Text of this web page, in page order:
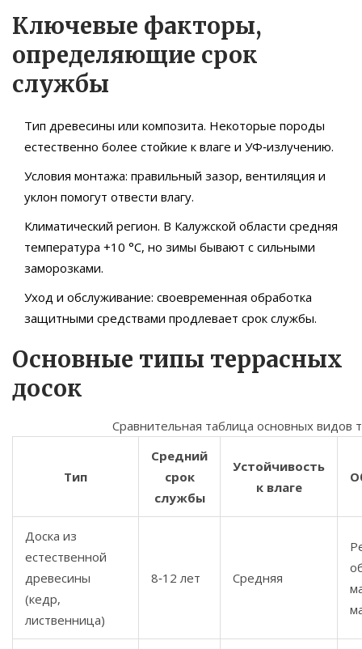
Ключевые факторы,
определяющие срок
службы
Тип древесины или композита. Некоторые породы
естественно более стойкие к влаге и УФ‑излучению.
Условия монтажа: правильный зазор, вентиляция и
уклон помогут отвести влагу.
Климатический регион. В Калужской области средняя
температура +10 °C, но зимы бывают с сильными
заморозками.
Уход и обслуживание: своевременная обработка
защитными средствами продлевает срок службы.
Основные типы террасных
досок
Сравнительная таблица основных видов
Тип
Средний
срок
службы
Устойчивость
к влаге
Доска из
естественной
древесины
(кедр,
лиственница)
8‑12 лет Средняя